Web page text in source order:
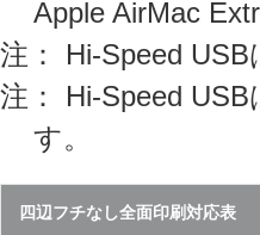
Apple AirMac
注： Hi-Speed
注： Hi-Speed
す。
四辺フチなし全面印刷対応表